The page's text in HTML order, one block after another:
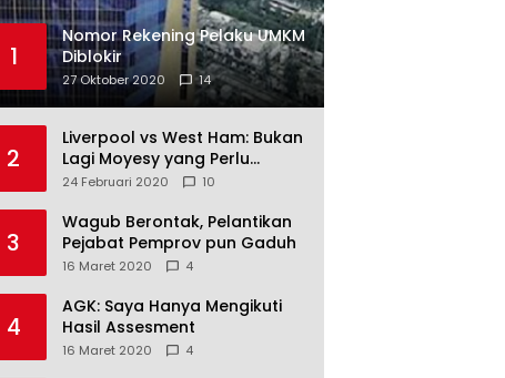
1
Nomor Rekening Pelaku UMKM
Diblokir
27 Oktober 2020 14
2
Liverpool vs West Ham: Bukan
Lagi Moyesy yang Perlu
Ditakuti
24 Februari 2020 10
3
Wagub Berontak, Pelantikan
Pejabat Pemprov pun Gaduh
16 Maret 2020 4
4
AGK: Saya Hanya Mengikuti
Hasil Assesment
16 Maret 2020 4